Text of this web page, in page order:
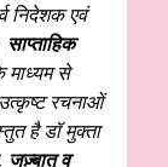
निदेशक एवं
साप्ताहिक
से
रचनाओं
है डॉ मुक्ता
व